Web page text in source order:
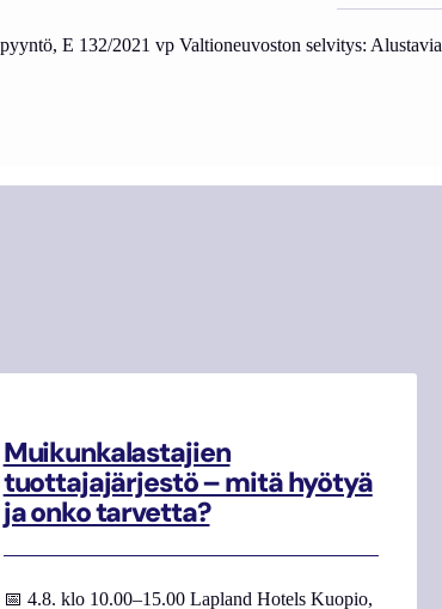
E 132/2021 vp Valtioneuvoston selvitys:
Muikunkalastajien
tuottajajärjestö – mitä hyötyä
ja onko tarvetta?
📅 4.8. klo 10.00–15.00 Lapland Hotels Kuopio,